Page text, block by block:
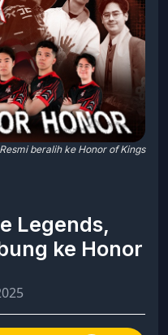
beralih ke Honor of Kings
Legends,
ke Honor